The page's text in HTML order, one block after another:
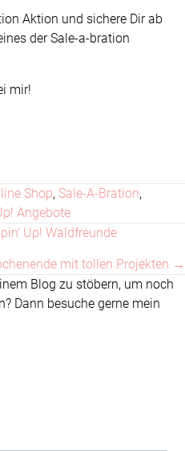
Aktion und sichere Dir ab
der Sale-a-bration
mir!
Shop, Sale-A-Bration,
Angebote
Up! Waldfreunde
mit tollen Projekten →
Blog zu stöbern, um noch
Dann besuche gerne mein